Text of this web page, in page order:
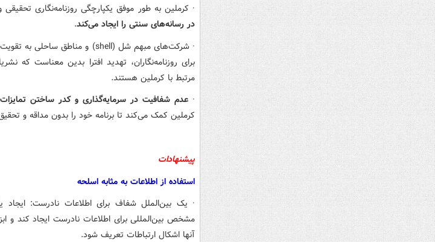
· کرملین به طور موفق یکپارچگی روزنامه‌نگاری
در رسانه‌های سنتی را ایجاد می‌کند.
·شرکت‌های مبهم شل (shell) و مناطق ساحلی به
برای روزنامه‌نگاران، تهدید افترا بدین معناست که
مرتبط با کرملین هستند.
· عدم شفافیت در سرمایه‌گذاری و کدر ساختن
کرملین کمک می‌کند تا برنامه خود را بدون مداقه و
پیشنهادات
استفاده از اطلاعات به مثابه اسلحه
· یک بین‌الملل شفاف برای اطلاعات نادرست:
مشخص بین‌المللی برای اطلاعات نادرست ایجاد کند و
آنها اشکال ارتباطات تعریف شود.